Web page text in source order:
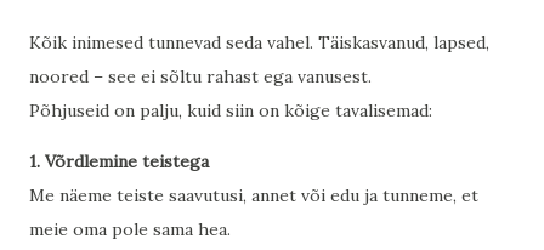
Kõik inimesed tunnevad seda vahel. Täiskasvanud, lapsed,
noored – see ei sõltu rahast ega vanusest.
Põhjuseid on palju, kuid siin on kõige tavalisemad:
1. Võrdlemine teistega
Me näeme teiste saavutusi, annet või edu ja tunneme, et
meie oma pole sama hea.